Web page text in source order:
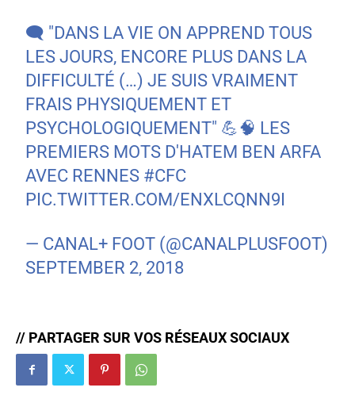
🗨️ "DANS LA VIE ON APPREND TOUS
LES JOURS, ENCORE PLUS DANS LA
DIFFICULTÉ (…) JE SUIS VRAIMENT
FRAIS PHYSIQUEMENT ET
PSYCHOLOGIQUEMENT" 💪🧠 LES
PREMIERS MOTS D'HATEM BEN ARFA
AVEC RENNES #CFC
PIC.TWITTER.COM/ENXLCQNN9I
— CANAL+ FOOT (@CANALPLUSFOOT)
SEPTEMBER 2, 2018
// PARTAGER SUR VOS RÉSEAUX SOCIAUX